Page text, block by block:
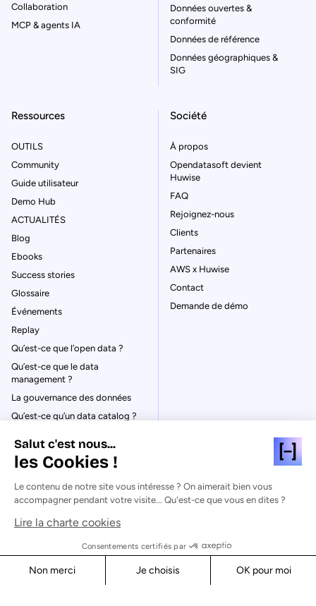
Collaboration
MCP & agents IA
Données ouvertes &
conformité
Données de référence
Données géographiques &
SIG
Ressources
OUTILS
Community
Guide utilisateur
Demo Hub
ACTUALITÉS
Blog
Ebooks
Success stories
Glossaire
Événements
Replay
Qu’est-ce que l’open data ?
Qu’est-ce que le data
management ?
La gouvernance des données
Qu’est-ce qu’un data catalog ?
Société
À propos
Opendatasoft devient
Huwise
FAQ
Rejoignez-nous
Clients
Partenaires
AWS x Huwise
Contact
Demande de démo
© Huwise 2026
Politique de Confidentialité
Mentions légales & CGU
Salut c'est nous...
les Cookies !
Le contenu de notre site vous intéresse ? On aimerait bien vous
accompagner pendant votre visite... Qu'est-ce que vous en dites ?
Lire la charte cookies
Consentements certifiés par
Non merci Je choisis
OK pour moi